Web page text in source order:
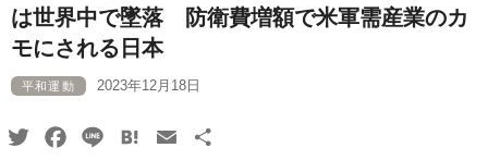
は世界中で墜落 防衛費増額で米軍需産業のカ
モにされる日本
平和運動 2023年12月18日
TwitterFacebook
Line HatenaEmail